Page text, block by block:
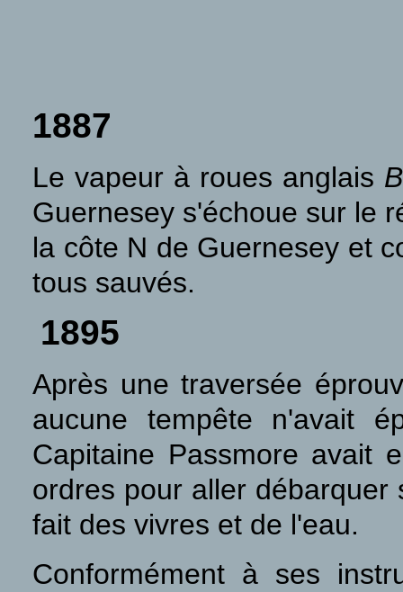
1887
Le vapeur à roues anglais
Guernesey s'échoue sur le
la côte N de Guernesey et
tous sauvés.
1895
Après une traversée
aucune tempête n'avait
Capitaine Passmore avait
ordres pour aller
fait des vivres et de l'eau.
Conformément à ses